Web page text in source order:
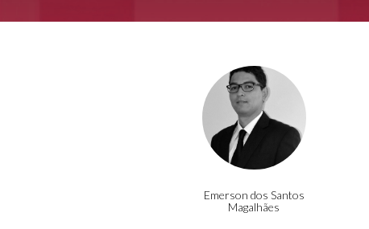
Emerson dos Santos
Magalhães